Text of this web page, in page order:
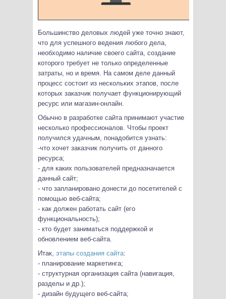
Большинство деловых людей уже точно знают,
что для успешного ведения любого дела,
необходимо наличие своего сайта, создание
которого требует не только определенные
затраты, но и время. На самом деле данный
процесс состоит из нескольких этапов, после
которых заказчик получает функционирующий
ресурс или магазин-онлайн.
Обычно в разработке сайта принимают участие
несколько профессионалов. Чтобы проект
получился удачным, понадобится узнать:
-что хочет заказчик получить от данного
ресурса;
- для каких пользователей предназначается
данный сайт;
- что запланировано донести до посетителей с
помощью веб-сайта;
- как должен работать сайт (его
функциональность);
- кто будет заниматься поддержкой и
обновлением веб-сайта.
Итак, этапы создания сайта:
- планирование маркетинга;
- структурная организация сайта (навигация,
разделы и др.);
- дизайн будущего веб-сайта;